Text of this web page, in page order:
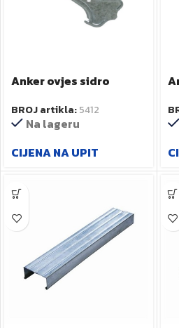
Anker ovjes sidro
BROJ artikla:5412
Na lageru
CIJENA NA UPIT